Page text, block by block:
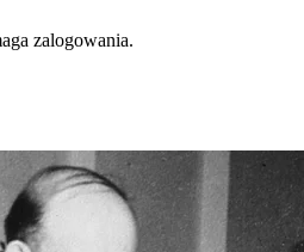
zalogowania.